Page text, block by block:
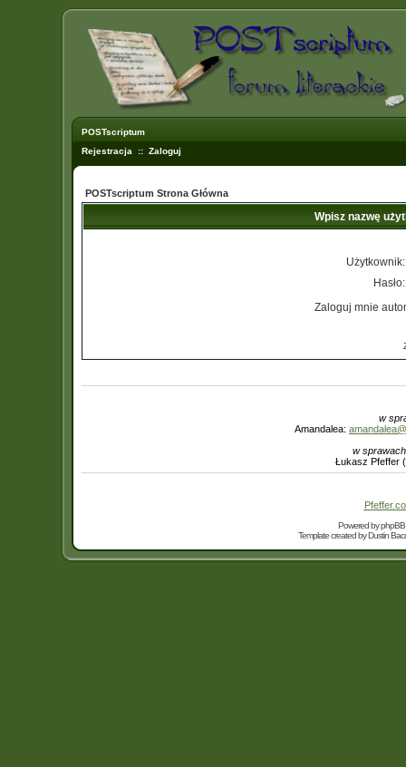
POSTscriptum
Rejestracja :: Zaloguj
POSTscriptum Strona Główna
Wpisz nazwę
Użytkownik:
Hasło:
Zaloguj mnie
w
Amandalea:
w
Łukasz Pfeffer
Powered byphpBB
Template created byDustin